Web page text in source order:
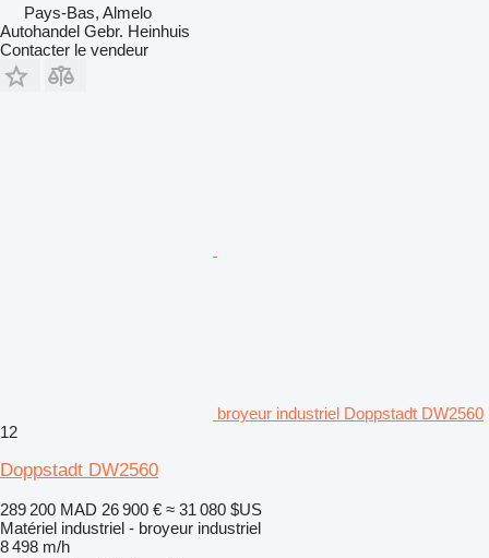
Pays-Bas, Almelo
Autohandel Gebr. Heinhuis
Contacter le vendeur
broyeur industriel Doppstadt DW2560
12
Doppstadt DW2560
289 200 MAD 26 900 € ≈ 31 080 $US
Matériel industriel - broyeur industriel
8 498 m/h